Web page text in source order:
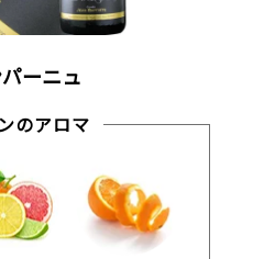
ーニュ
のアロマ